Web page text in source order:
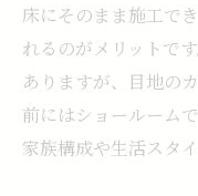
床にそのまま施工で
れるのがメリットで
ありますが、目地の
前にはショールーム
家族構成や生活スタ